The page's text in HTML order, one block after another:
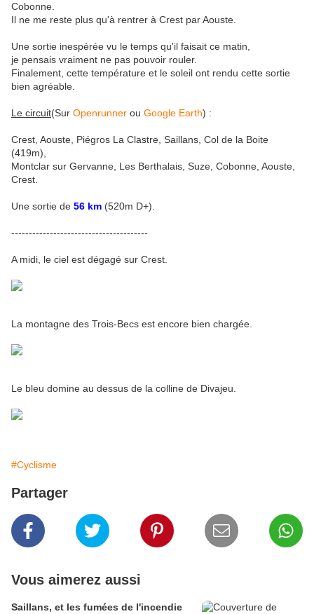
Cobonne.
Il ne me reste plus qu'à rentrer à Crest par Aouste.
Une sortie inespérée vu le temps qu'il faisait ce matin,
je pensais vraiment ne pas pouvoir rouler.
Finalement, cette température et le soleil ont rendu cette sortie
bien agréable.
Le circuit(Sur Openrunner ou Google Earth) :
Crest, Aouste, Piégros La Clastre, Saillans, Col de la Boite
(419m),
Montclar sur Gervanne, Les Berthalais, Suze, Cobonne, Aouste,
Crest.
Une sortie de 56 km (520m D+).
---------------------------------------
A midi, le ciel est dégagé sur Crest.
La montagne des Trois-Becs est encore bien chargée.
Le bleu domine au dessus de la colline de Divajeu.
#Cyclisme
Partager
Vous aimerez aussi
Saillans, et les fumées de l'incendie